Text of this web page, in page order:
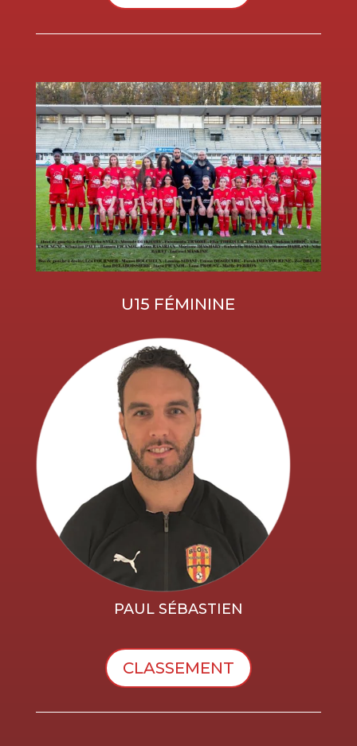
U15 FÉMININE
PAUL SÉBASTIEN
CLASSEMENT